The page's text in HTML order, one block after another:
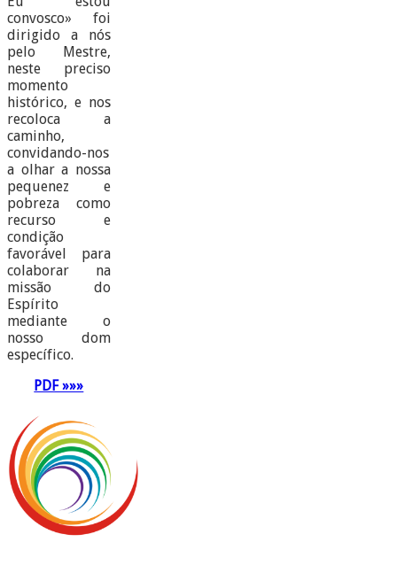
convosco» foi
dirigido a nós
pelo Mestre,
neste preciso
momento
histórico, e nos
recoloca a
caminho,
convidando-nos
a olhar a nossa
pequenez e
pobreza como
recurso e
condição
favorável para
colaborar na
missão do
Espírito
mediante o
nosso dom
específico.
PDF »»»